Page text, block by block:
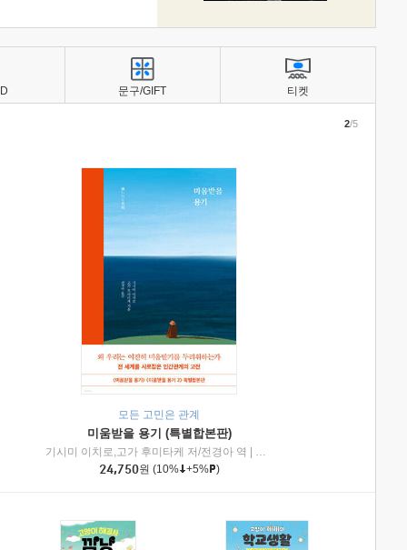
| 제이브리즈북스
모든 고민은 관계
미움받을 용기 (특별합본판)
기시미 이치로,고가 후미타케 저/전경아 역
인플루엔셜
24,750원 (10% +5% )
2/5
문구/GIFT 티켓